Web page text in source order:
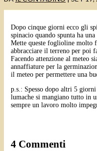
Dopo cinque giorni ecco gli
spinacio quando spunta ha
Mette queste foglioline molto
abbracciare il terreno per poi
Facendo attenzione al meteo
annaffiature per la
il meteo per permettere una
p.s.: Spesso dopo altri 5
lumache si mangiano tutto in
sempre un lavoro molto
4 Commenti